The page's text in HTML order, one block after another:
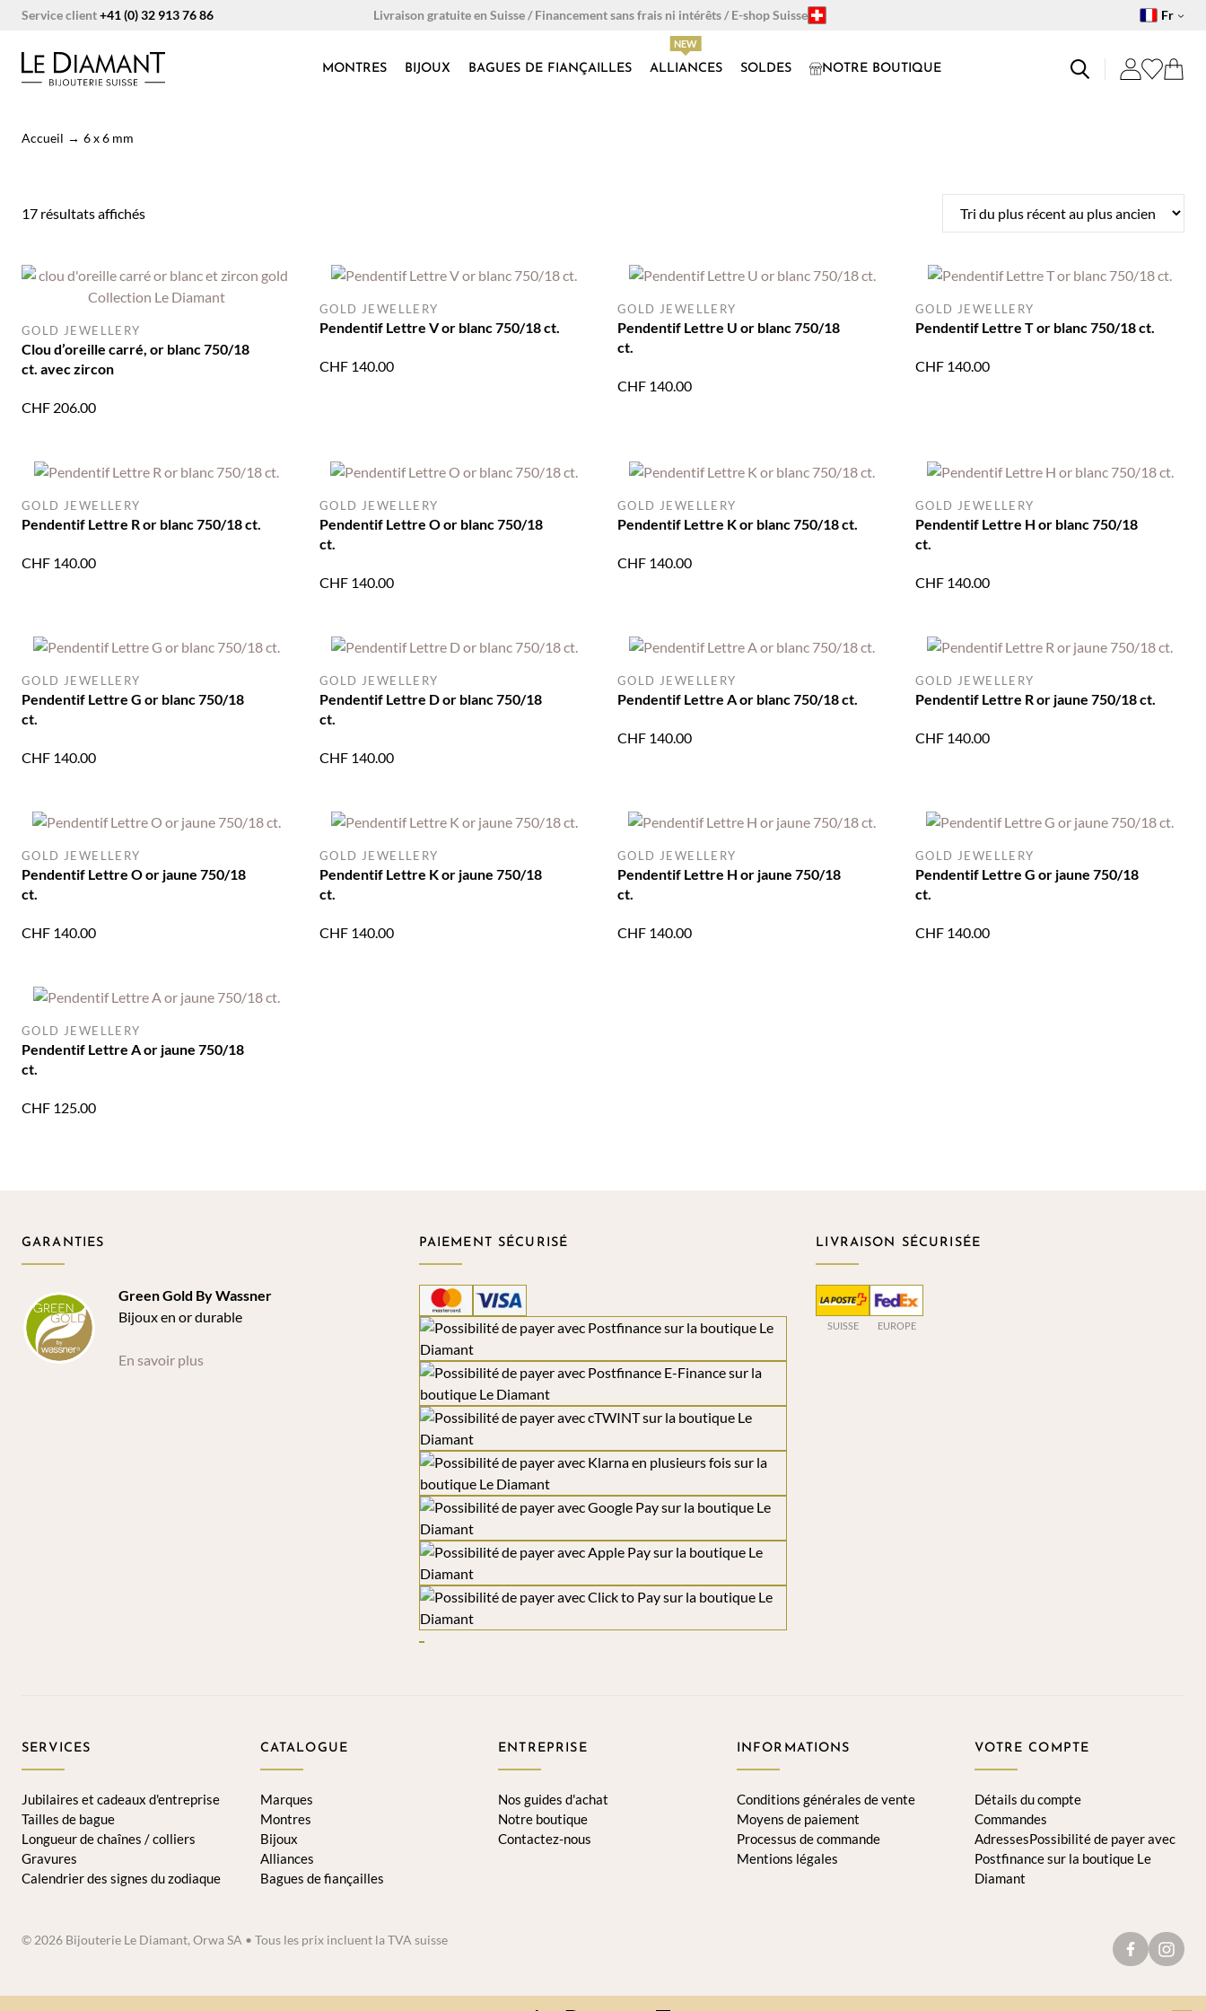
Aller
contenu
Service client+41 (0) 32 913 76 86 Livraison gratuite en Suisse / Financement sans frais ni intérêts / E-shop Suisse Fr
MONTRES BIJOUX BAGUES DE FIANÇAILLES ALLIANCES SOLDES NOTRE BOUTIQUE
Accueil → 6 x 6 mm
17 résultats affichés
récent
au
ancien
Clou d’oreille carré, or blanc 750/18
ct. avec zircon
GOLD JEWELLERY
CHF 206.00
Pendentif Lettre V or blanc 750/18 ct.
GOLD JEWELLERY
CHF 140.00
Pendentif Lettre U or blanc 750/18
ct.
GOLD JEWELLERY
CHF 140.00
Pendentif Lettre T or blanc 750/18 ct.
GOLD JEWELLERY
CHF 140.00
Pendentif Lettre R or blanc 750/18 ct.
GOLD JEWELLERY
CHF 140.00
Pendentif Lettre O or blanc 750/18
ct.
GOLD JEWELLERY
CHF 140.00
Pendentif Lettre K or blanc 750/18 ct.
GOLD JEWELLERY
CHF 140.00
Pendentif Lettre H or blanc 750/18
ct.
GOLD JEWELLERY
CHF 140.00
Pendentif Lettre G or blanc 750/18
ct.
GOLD JEWELLERY
CHF 140.00
Pendentif Lettre D or blanc 750/18
ct.
GOLD JEWELLERY
CHF 140.00
Pendentif Lettre A or blanc 750/18 ct.
GOLD JEWELLERY
CHF 140.00
Pendentif Lettre R or jaune 750/18 ct.
GOLD JEWELLERY
CHF 140.00
Pendentif Lettre O or jaune 750/18
ct.
GOLD JEWELLERY
CHF 140.00
Pendentif Lettre K or jaune 750/18
ct.
GOLD JEWELLERY
CHF 140.00
Pendentif Lettre H or jaune 750/18
ct.
GOLD JEWELLERY
CHF 140.00
Pendentif Lettre G or jaune 750/18
ct.
GOLD JEWELLERY
CHF 140.00
Pendentif Lettre A or jaune 750/18
ct.
GOLD JEWELLERY
CHF 125.00
GARANTIES
Green Gold By Wassner
Bijoux en or durable
En savoir plus
PAIEMENT SÉCURISÉ LIVRAISON SÉCURISÉE
SUISSE EUROPE
SERVICES
Jubilaires et cadeaux d'entreprise
Tailles de bague
Longueur de chaînes / colliers
Gravures
Calendrier des signes du zodiaque
CATALOGUE
Marques
Montres
Bijoux
Alliances
Bagues de fiançailles
ENTREPRISE
Nos guides d'achat
Notre boutique
Contactez-nous
INFORMATIONS
Conditions générales de vente
Moyens de paiement
Processus de commande
Mentions légales
VOTRE COMPTE
Détails du compte
Commandes
AdressesPossibilité de payer avec
Postfinance sur la boutique Le
Diamant
© 2026 Bijouterie Le Diamant, Orwa SA • Tous les prix incluent la TVA suisse